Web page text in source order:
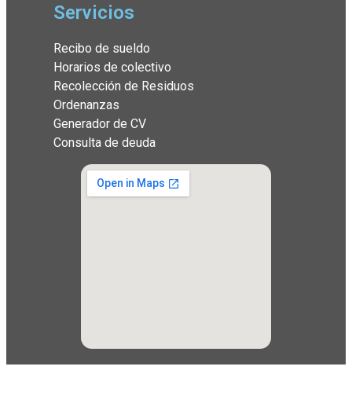
Servicios
Recibo de sueldo
Horarios de colectivo
Recolección de Residuos
Ordenanzas
Generador de CV
Consulta de deuda